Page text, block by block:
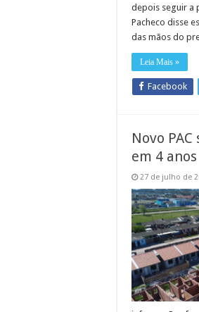
depois seguir a
Pacheco disse
das mãos do
Leia Mais »
Facebook
Novo
em 4 anos
27 de julho de